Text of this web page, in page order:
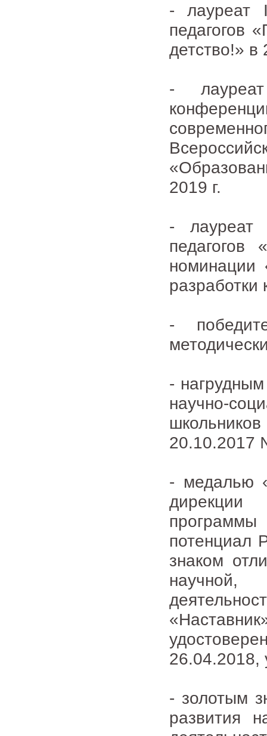
- лауреат
педагогов
детство!» в
-
2019 г.
- лауреат
педагогов
номинации
разработки
-
-
научно-
20.10.2017
- медалью
дирекции
потенциал
знаком
26.04.2018,
- золотым
развития